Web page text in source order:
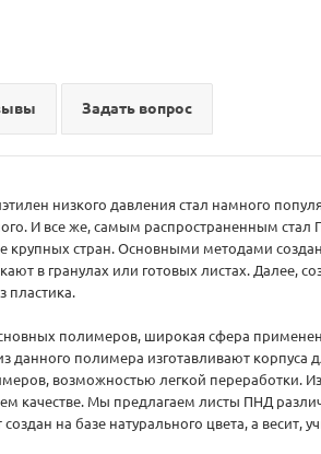
Задать вопрос
низкого давления стал намного
И все же, самым распространенным стал
стран. Основными методами
в гранулах или готовых листах. Далее,
пластика.
полимеров, широкая сфера
данного полимера изготавливают корпуса
возможностью легкой
качестве. Мы предлагаем листы ПНД
на базе натурального цвета, а весит,